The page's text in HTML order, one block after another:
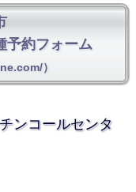
予約フォーム
）
ンコールセンタ